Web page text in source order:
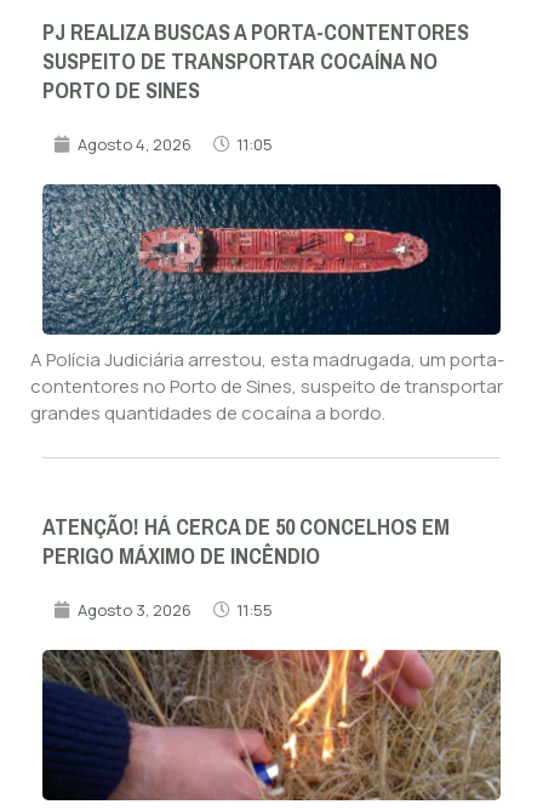
PJ REALIZA BUSCAS A PORTA-CONTENTORES
SUSPEITO DE TRANSPORTAR COCAÍNA NO
PORTO DE SINES
Agosto 4, 2026 11:05
A Polícia Judiciária arrestou, esta madrugada, um porta-
contentores no Porto de Sines, suspeito de transportar
grandes quantidades de cocaína a bordo.
ATENÇÃO! HÁ CERCA DE 50 CONCELHOS EM
PERIGO MÁXIMO DE INCÊNDIO
Agosto 3, 2026 11:55